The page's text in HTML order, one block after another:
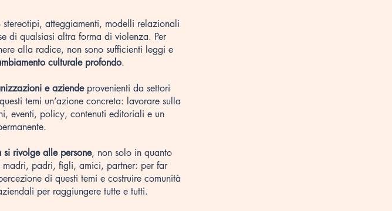
atteggiamenti, modelli relazionali
di qualsiasi altra forma di violenza. Per
alla radice, non sono sufficienti leggi e
culturale profondo. ​
e aziendeprovenienti da settori
temi un’azione concreta: lavorare sulla
eventi, policy, contenuti editoriali e un
rivolge alle persone, non solo in quanto
madri, padri, figli, amici, partner: per far
di questi temi e costruire comunità
per raggiungere tutte e tutti.